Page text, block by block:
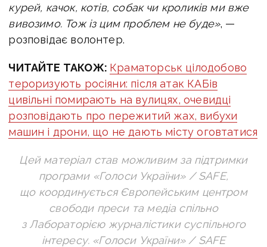
курей, качок, котів, собак чи кроликів ми вже
вивозимо. Тож із цим проблем не буде», —
розповідає волонтер.
ЧИТАЙТЕ ТАКОЖ: Краматорськ цілодобово
тероризують росіяни: після атак КАБів
цивільні помирають на вулицях, очевидці
розповідають про пережитий жах, вибухи
машин і дрони, що не дають місту оговтатися
Цей матеріал став можливим за підтримки
програми «Голоси України» / SAFE,
що координується Європейським центром
свободи преси та медіа спільно
з Лабораторією журналістики суспільного
інтересу. «Голоси України» / SAFE